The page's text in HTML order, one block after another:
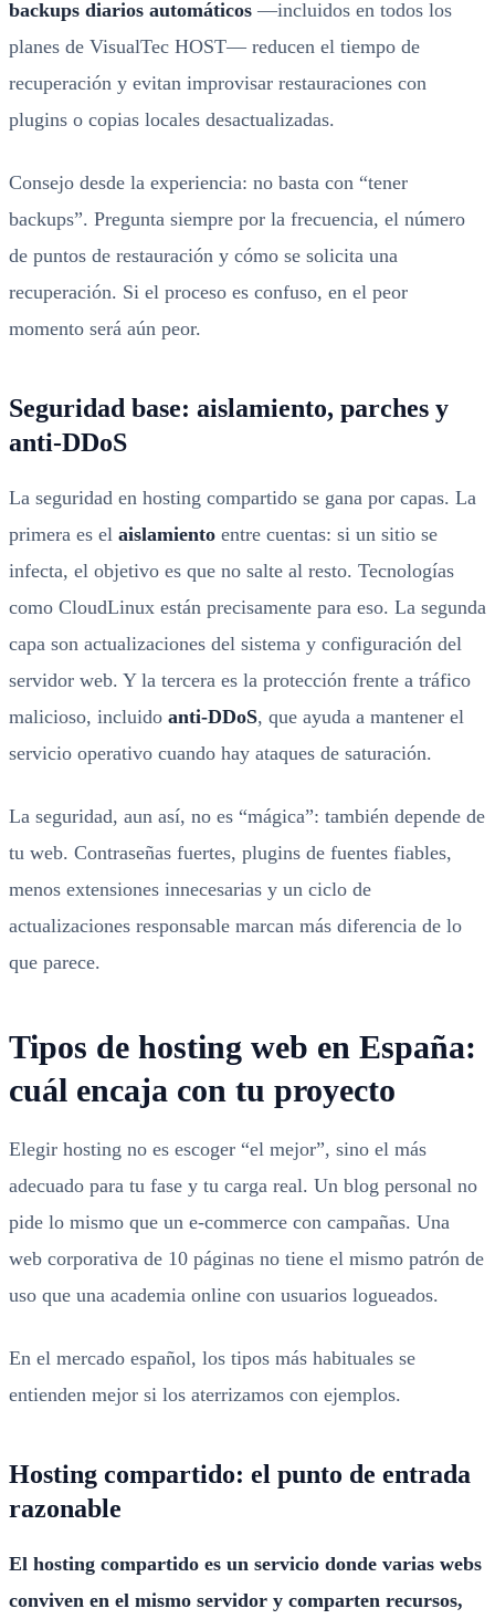
backups diarios automáticos —incluidos en todos los
planes de VisualTec HOST— reducen el tiempo de
recuperación y evitan improvisar restauraciones con
plugins o copias locales desactualizadas.
Consejo desde la experiencia: no basta con “tener
backups”. Pregunta siempre por la frecuencia, el número
de puntos de restauración y cómo se solicita una
recuperación. Si el proceso es confuso, en el peor
momento será aún peor.
Seguridad base: aislamiento, parches y
anti-DDoS
La seguridad en hosting compartido se gana por capas. La
primera es el aislamiento entre cuentas: si un sitio se
infecta, el objetivo es que no salte al resto. Tecnologías
como CloudLinux están precisamente para eso. La segunda
capa son actualizaciones del sistema y configuración del
servidor web. Y la tercera es la protección frente a tráfico
malicioso, incluido anti-DDoS, que ayuda a mantener el
servicio operativo cuando hay ataques de saturación.
La seguridad, aun así, no es “mágica”: también depende de
tu web. Contraseñas fuertes, plugins de fuentes fiables,
menos extensiones innecesarias y un ciclo de
actualizaciones responsable marcan más diferencia de lo
que parece.
Tipos de hosting web en España:
cuál encaja con tu proyecto
Elegir hosting no es escoger “el mejor”, sino el más
adecuado para tu fase y tu carga real. Un blog personal no
pide lo mismo que un e-commerce con campañas. Una
web corporativa de 10 páginas no tiene el mismo patrón de
uso que una academia online con usuarios logueados.
En el mercado español, los tipos más habituales se
entienden mejor si los aterrizamos con ejemplos.
Hosting compartido: el punto de entrada
razonable
El hosting compartido es un servicio donde varias webs
conviven en el mismo servidor y comparten recursos,